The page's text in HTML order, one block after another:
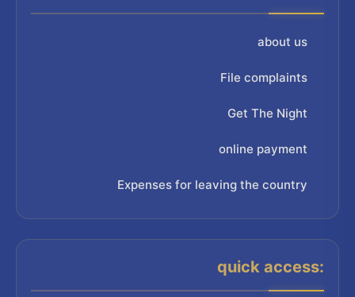
about us
File complaints
Get The Night
online payment
Expenses for leaving the country
quick access: